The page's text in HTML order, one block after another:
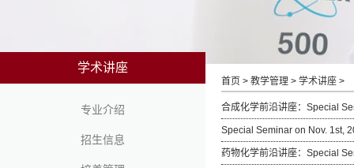
学术讲座
专业介绍
招生信息
首页 > 教学管理 > 学术讲座 >
合成化学前沿讲座：Special
Special Seminar on Nov. 1st,
药物化学前沿讲座：Special